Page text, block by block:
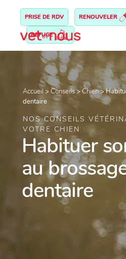
PRISE DE RDV RENOUVELER
REFUGE
Accueil >Conseils>Chien>
dentaire
NOS CONSEILS
VOTRE CHIEN
Habituer
au
dentaire